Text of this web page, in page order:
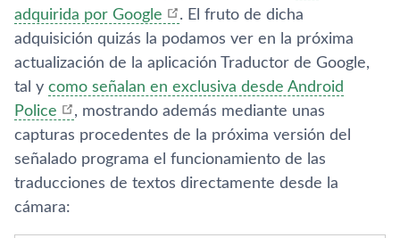
adquirida por Google
. El fruto de dicha
adquisición quizás la podamos ver en la próxima
actualización de la aplicación Traductor de Google,
tal y como señalan en exclusiva desde Android
Police
, mostrando además mediante unas
capturas procedentes de la próxima versión del
señalado programa el funcionamiento de las
traducciones de textos directamente desde la
cámara: